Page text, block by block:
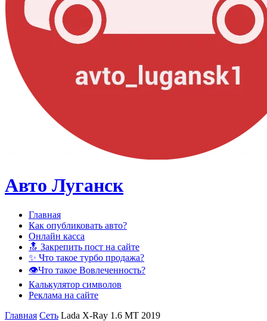
Авто Луганск
Главная
Как опубликовать авто?
Онлайн касса
🔝 Закрепить пост на сайте
✨ Что такое турбо продажа?
👁️Что такое Вовлеченность?
Калькулятор символов
Реклама на сайте
Главная Сеть Lada X-Ray 1.6 MT 2019